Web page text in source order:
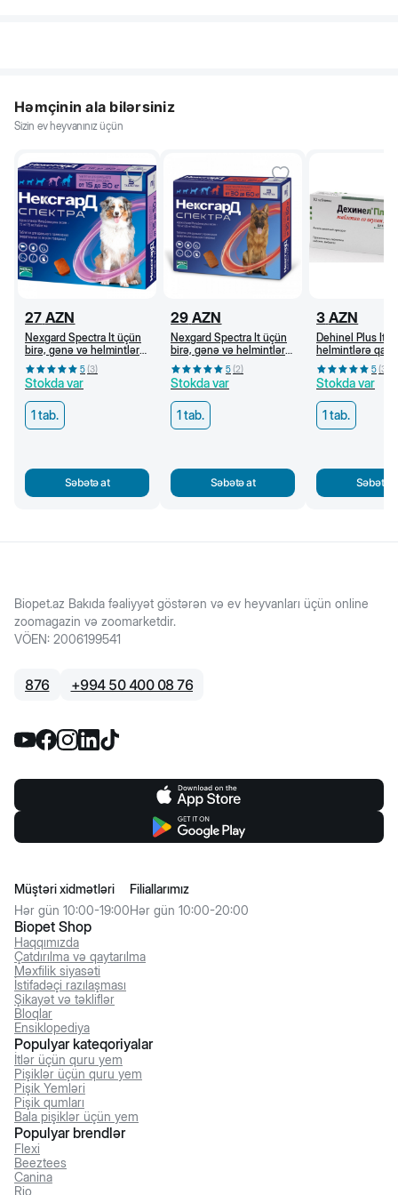
Həmçinin ala bilərsiniz
Sizin ev heyvanınız üçün
27 AZN
Nexgard Spectra İt üçün
birə, gənə və helmintlərə
qarşı çeynəmə tabletlər
(15-30 kq) 5(3)
Stokda var
1 tab.
Səbətə at
29 AZN
Nexgard Spectra İt üçün
birə, gənə və helmintlərə
qarşı çeynəmə tabletlər
(30-60 kq) 5(2)
Stokda var
1 tab.
Səbətə at
3 AZN
Dehinel Plus İt
helmintlərə qarşı
preparat, 1 tab/
5(3
Stokda var
1 tab.
Səbətə
Biopet.az Bakıda fəaliyyət göstərən və ev heyvanları üçün online
zoomagazin və zoomarketdir.
VÖEN: 2006199541
876 +994 50 400 08 76
Biopet Shop
Haqqımızda
Çatdırılma və qaytarılma
Məxfilik siyasəti
İstifadəçi razılaşması
Şikayət və təkliflər
Bloqlar
Ensiklopediya
Müştəri xidmətləri
Hər gün 10:00-19:00
Filiallarımız
Hər gün 10:00-20:00
Populyar kateqoriyalar
İtlər üçün quru yem
Pişiklər üçün quru yem
Pişik Yemləri
Pişik qumları
Bala pişiklər üçün yem
Populyar brendlər
Flexi
Beeztees
Canina
Rio